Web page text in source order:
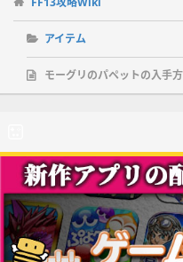
アイテム
モーグリのパペットの入手